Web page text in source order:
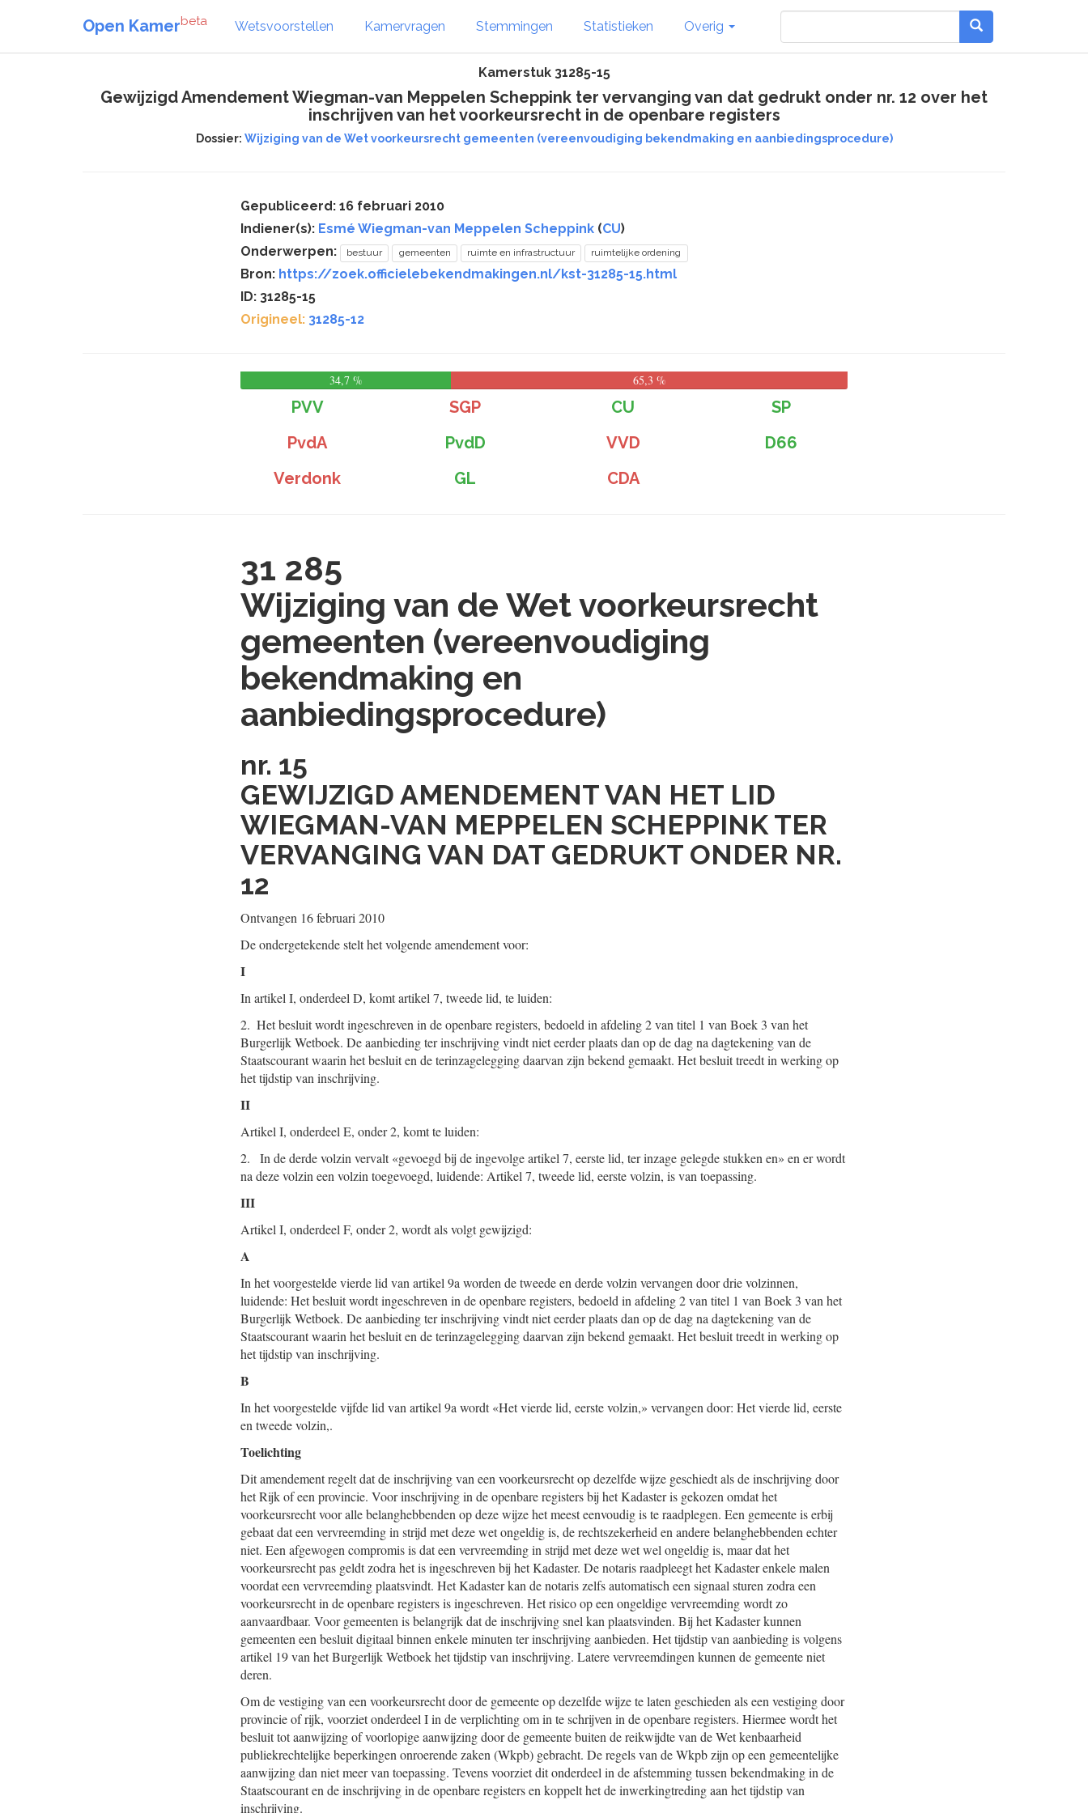
Open Kamerbeta Wetsvoorstellen Kamervragen Stemmingen Statistieken Overig
Kamerstuk 31285-15
Gewijzigd Amendement Wiegman-van Meppelen Scheppink ter vervanging van dat gedrukt onder nr. 12 over het
inschrijven van het voorkeursrecht in de openbare registers
Dossier: Wijziging van de Wet voorkeursrecht gemeenten (vereenvoudiging bekendmaking en aanbiedingsprocedure)
Gepubliceerd: 16 februari 2010
Indiener(s): Esmé Wiegman-van Meppelen Scheppink (CU)
Onderwerpen:
bestuur gemeenten ruimte en infrastructuur ruimtelijke ordening
Bron: https://zoek.officielebekendmakingen.nl/kst-31285-15.html
ID: 31285-15
Origineel: 31285-12
34,7 % 65,3 %
PVV SGP CU
SP
PvdA
PvdD VVD
D66
Verdonk
GL CDA
31 285
Wijziging van de Wet voorkeursrecht
gemeenten (vereenvoudiging
bekendmaking en
aanbiedingsprocedure)
nr. 15
GEWIJZIGD AMENDEMENT VAN HET LID
WIEGMAN-VAN MEPPELEN SCHEPPINK TER
VERVANGING VAN DAT GEDRUKT ONDER NR.
12
Ontvangen 16 februari 2010
De ondergetekende stelt het volgende amendement voor:
I
In artikel I, onderdeel D, komt artikel 7, tweede lid, te luiden:
2. Het besluit wordt ingeschreven in de openbare registers, bedoeld in afdeling 2 van titel 1 van Boek 3 van het
Burgerlijk Wetboek. De aanbieding ter inschrijving vindt niet eerder plaats dan op de dag na dagtekening van de
Staatscourant waarin het besluit en de terinzagelegging daarvan zijn bekend gemaakt. Het besluit treedt in werking op
het tijdstip van inschrijving.
II
Artikel I, onderdeel E, onder 2, komt te luiden:
2. In de derde volzin vervalt «gevoegd bij de ingevolge artikel 7, eerste lid, ter inzage gelegde stukken en» en er wordt
na deze volzin een volzin toegevoegd, luidende: Artikel 7, tweede lid, eerste volzin, is van toepassing.
III
Artikel I, onderdeel F, onder 2, wordt als volgt gewijzigd:
A
In het voorgestelde vierde lid van artikel 9a worden de tweede en derde volzin vervangen door drie volzinnen,
luidende: Het besluit wordt ingeschreven in de openbare registers, bedoeld in afdeling 2 van titel 1 van Boek 3 van het
Burgerlijk Wetboek. De aanbieding ter inschrijving vindt niet eerder plaats dan op de dag na dagtekening van de
Staatscourant waarin het besluit en de terinzagelegging daarvan zijn bekend gemaakt. Het besluit treedt in werking op
het tijdstip van inschrijving.
B
In het voorgestelde vijfde lid van artikel 9a wordt «Het vierde lid, eerste volzin,» vervangen door: Het vierde lid, eerste
en tweede volzin,.
Toelichting
Dit amendement regelt dat de inschrijving van een voorkeursrecht op dezelfde wijze geschiedt als de inschrijving door
het Rijk of een provincie. Voor inschrijving in de openbare registers bij het Kadaster is gekozen omdat het
voorkeursrecht voor alle belanghebbenden op deze wijze het meest eenvoudig is te raadplegen. Een gemeente is erbij
gebaat dat een vervreemding in strijd met deze wet ongeldig is, de rechtszekerheid en andere belanghebbenden echter
niet. Een afgewogen compromis is dat een vervreemding in strijd met deze wet wel ongeldig is, maar dat het
voorkeursrecht pas geldt zodra het is ingeschreven bij het Kadaster. De notaris raadpleegt het Kadaster enkele malen
voordat een vervreemding plaatsvindt. Het Kadaster kan de notaris zelfs automatisch een signaal sturen zodra een
voorkeursrecht in de openbare registers is ingeschreven. Het risico op een ongeldige vervreemding wordt zo
aanvaardbaar. Voor gemeenten is belangrijk dat de inschrijving snel kan plaatsvinden. Bij het Kadaster kunnen
gemeenten een besluit digitaal binnen enkele minuten ter inschrijving aanbieden. Het tijdstip van aanbieding is volgens
artikel 19 van het Burgerlijk Wetboek het tijdstip van inschrijving. Latere vervreemdingen kunnen de gemeente niet
deren.
Om de vestiging van een voorkeursrecht door de gemeente op dezelfde wijze te laten geschieden als een vestiging door
provincie of rijk, voorziet onderdeel I in de verplichting om in te schrijven in de openbare registers. Hiermee wordt het
besluit tot aanwijzing of voorlopige aanwijzing door de gemeente buiten de reikwijdte van de Wet kenbaarheid
publiekrechtelijke beperkingen onroerende zaken (Wkpb) gebracht. De regels van de Wkpb zijn op een gemeentelijke
aanwijzing dan niet meer van toepassing. Tevens voorziet dit onderdeel in de afstemming tussen bekendmaking in de
Staatscourant en de inschrijving in de openbare registers en koppelt het de inwerkingtreding aan het tijdstip van
inschrijving.